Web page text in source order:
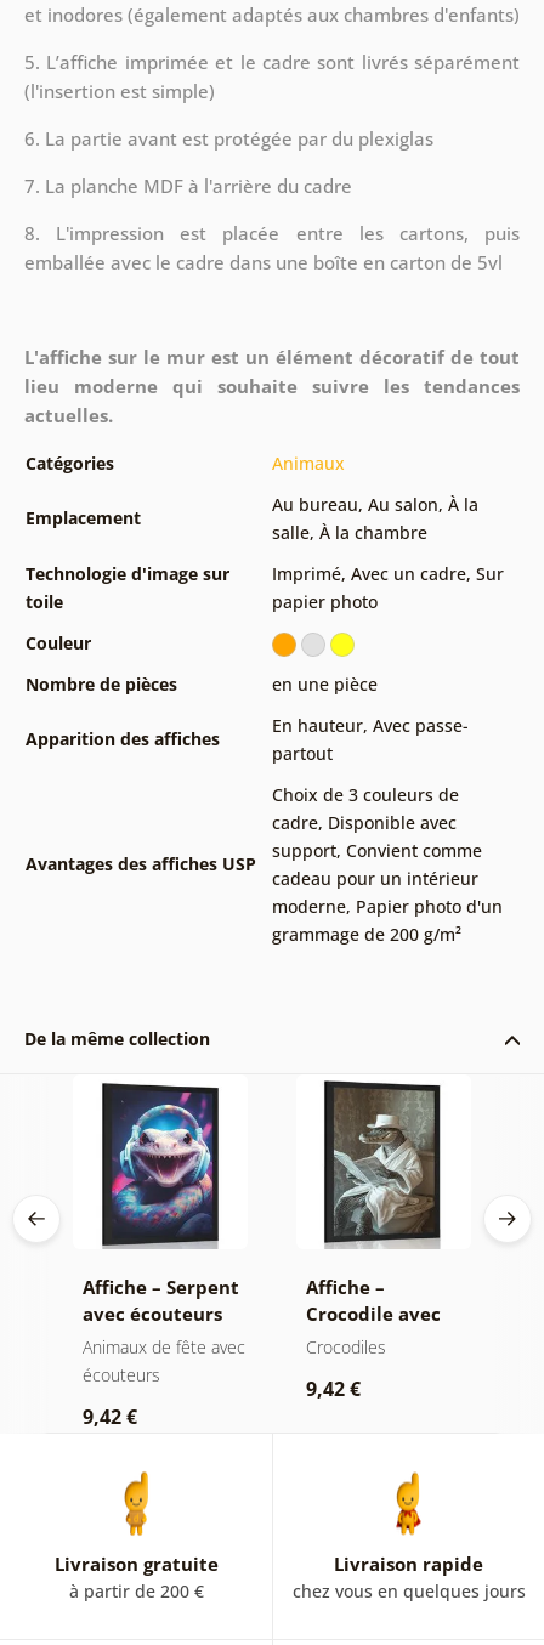
et inodores (également adaptés aux chambres d'enfants)
5. L’affiche imprimée et le cadre sont livrés séparément
(l'insertion est simple)
6. La partie avant est protégée par du plexiglas
7. La planche MDF à l'arrière du cadre
8. L'impression est placée entre les cartons, puis
emballée avec le cadre dans une boîte en carton de 5vl
L'affiche sur le mur est un élément décoratif de tout
lieu moderne qui souhaite suivre les tendances
actuelles.
Catégories Animaux
Emplacement
Au bureau, Au salon, À la
salle, À la chambre
Technologie d'image sur
toile
Imprimé, Avec un cadre, Sur
papier photo
Couleur
Nombre de pièces
en une pièce
Apparition des affiches
En hauteur, Avec passe-
partout
Avantages des affiches USP
Choix de 3 couleurs de
cadre, Disponible avec
support, Convient comme
cadeau pour un intérieur
moderne, Papier photo d'un
grammage de 200 g/m²
De la même collection
Affiche – Serpent
avec écouteurs
Animaux de fête avec
écouteurs
9,42 €
Affiche –
Crocodile avec
journal aux
Crocodiles
9,42 €
Livraison gratuite
à partir de 200 €
Livraison rapide
chez vous en quelques jours